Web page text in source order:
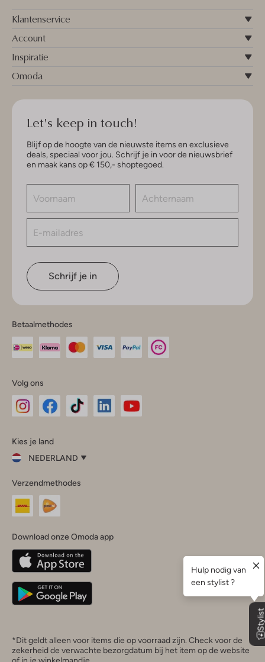
Klantenservice
Account
Inspiratie
Omoda
Let's keep in touch!
Blijf op de hoogte van de nieuwste items en exclusieve
deals, speciaal voor jou. Schrijf je in voor de nieuwsbrief
en maak kans op € 150,- shoptegoed.
Schrijf je in
Betaalmethodes
Volg ons
InstagramFacebook
Kies je land
NEDERLAND
je
land
Nederland
Belgique(Français)
Deutschland
Verzendmethodes
Download onze Omoda app
*Dit geldt alleen voor items die op voorraad zijn. Check voor de
zekerheid de verwachte bezorgdatum bij het item op de website